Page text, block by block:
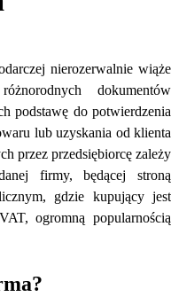
nierozerwalnie wiąże
dokumentów
podstawę do potwierdzenia
lub uzyskania od klienta
przez przedsiębiorcę zależy
firmy, będącej stroną
gdzie kupujący jest
ogromną popularnością